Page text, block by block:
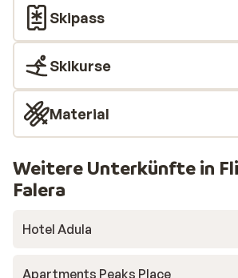
Skipass
Skikurse
Material
Weitere Unterkünfte in
Falera
Hotel Adula
Apartments Peaks Place